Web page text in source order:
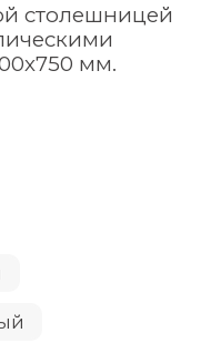
столешницей
мм.